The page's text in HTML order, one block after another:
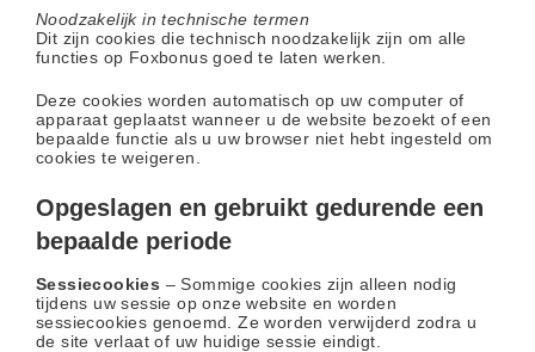
Noodzakelijk in technische termen
Dit zijn cookies die technisch noodzakelijk zijn om alle
functies op Foxbonus goed te laten werken.
Deze cookies worden automatisch op uw computer of
apparaat geplaatst wanneer u de website bezoekt of een
bepaalde functie als u uw browser niet hebt ingesteld om
cookies te weigeren.
Opgeslagen en gebruikt gedurende een
bepaalde periode
Sessiecookies – Sommige cookies zijn alleen nodig
tijdens uw sessie op onze website en worden
sessiecookies genoemd. Ze worden verwijderd zodra u
de site verlaat of uw huidige sessie eindigt.